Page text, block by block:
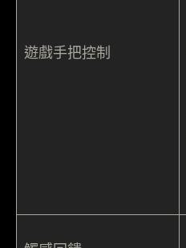
遊戲手把控制